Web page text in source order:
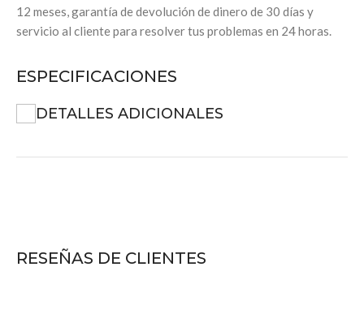
12 meses, garantía de devolución de dinero de 30 días y
servicio al cliente para resolver tus problemas en 24 horas.
ESPECIFICACIONES
DETALLES ADICIONALES
RESEÑAS DE CLIENTES